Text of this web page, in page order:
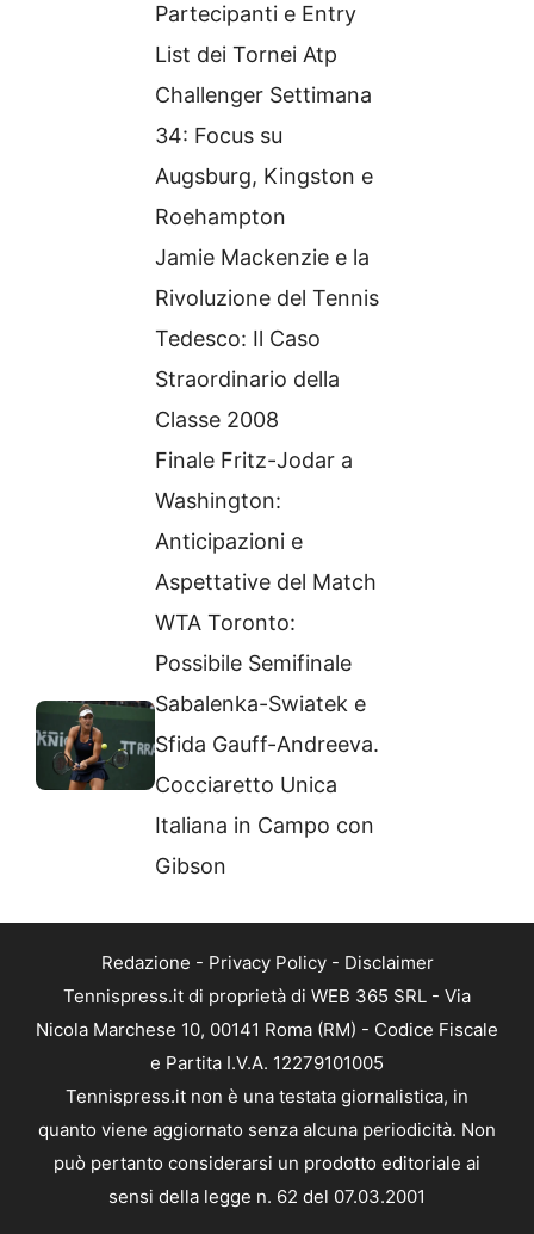
Partecipanti e Entry
List dei Tornei Atp
Challenger Settimana
34: Focus su
Augsburg, Kingston e
Roehampton
Jamie Mackenzie e la
Rivoluzione del Tennis
Tedesco: Il Caso
Straordinario della
Classe 2008
Finale Fritz-Jodar a
Washington:
Anticipazioni e
Aspettative del Match
WTA Toronto:
Possibile Semifinale
Sabalenka-Swiatek e
Sfida Gauff-Andreeva.
Cocciaretto Unica
Italiana in Campo con
Gibson
Redazione - Privacy Policy- Disclaimer
Tennispress.it di proprietà di WEB 365 SRL - Via
Nicola Marchese 10, 00141 Roma (RM) - Codice Fiscale
e Partita I.V.A. 12279101005
Tennispress.it non è una testata giornalistica, in
quanto viene aggiornato senza alcuna periodicità. Non
può pertanto considerarsi un prodotto editoriale ai
sensi della legge n. 62 del 07.03.2001